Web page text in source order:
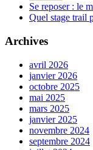
Se reposer : le
Quel stage trail
Archives
avril 2026
janvier 2026
octobre 2025
mai 2025
mars 2025
janvier 2025
novembre 2024
septembre 2024